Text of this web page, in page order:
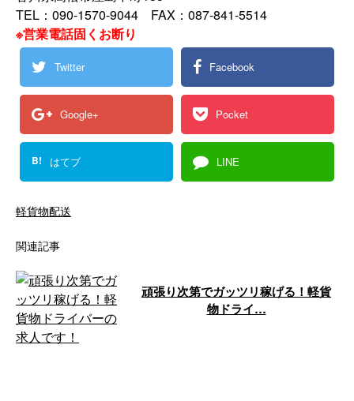
TEL：090-1570-9044 FAX：087-841-5514
※営業電話固くお断り
Twitter Facebook
Google+ Pocket
B! はてブ LINE
軽貨物配送
関連記事
頑張り次第でガッツリ稼げる！軽貨
物ドライ…